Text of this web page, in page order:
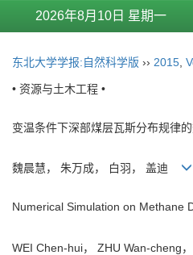
2026年8月10日 星期一
东北大学学报:自然科学版 ›› 2015
• 资源与土木工程 •
变温条件下深部煤层瓦斯分布规律
魏晨慧， 朱万成， 白羽， 盖迪
Numerical Simulation on Methane
WEI Chen-hui， ZHU Wan-cheng